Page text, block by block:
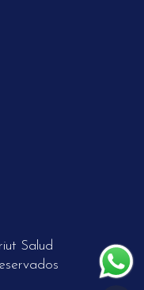
Salud